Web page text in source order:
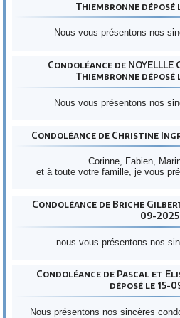
Thiembronne déposé
Nous vous présentons nos
Condoléance de
Thiembronne déposé
Nous vous présentons nos
Condoléance de Christine
Corinne, Fabien,
et à toute votre famille, je vous
Condoléance de Briche
09-2025
nous vous présentons nos
Condoléance de Pascal et
déposé le 15-
Nous présentons nos sincères